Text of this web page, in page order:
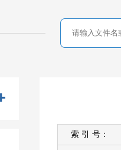
索 引 号：